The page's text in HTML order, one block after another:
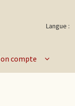
Langue :
compte